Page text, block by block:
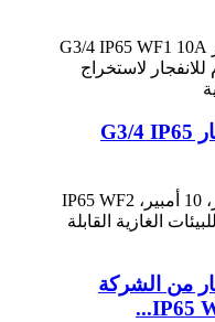
زر تحكم مقاوم للانفجار G3/4 IP65
من الشركة